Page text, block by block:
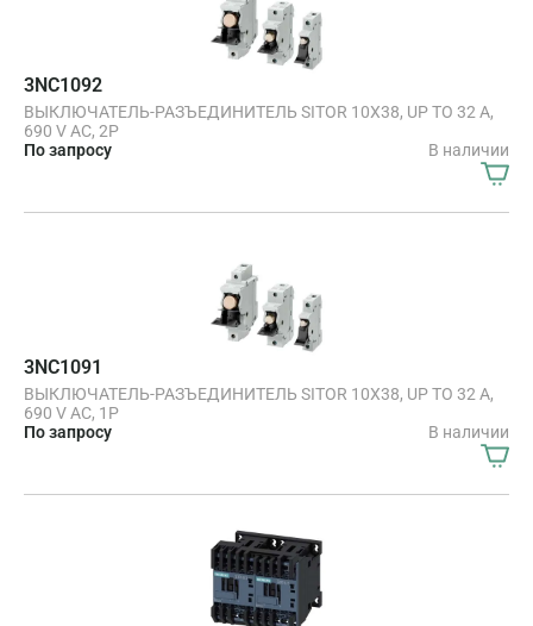
3NC1092
ВЫКЛЮЧАТЕЛЬ-РАЗЪЕДИНИТЕЛЬ SITOR 10X38, UP TO 32 A,
690 V AC, 2P
По запросу
В наличии
3NC1091
ВЫКЛЮЧАТЕЛЬ-РАЗЪЕДИНИТЕЛЬ SITOR 10X38, UP TO 32 A,
690 V AC, 1P
По запросу
В наличии